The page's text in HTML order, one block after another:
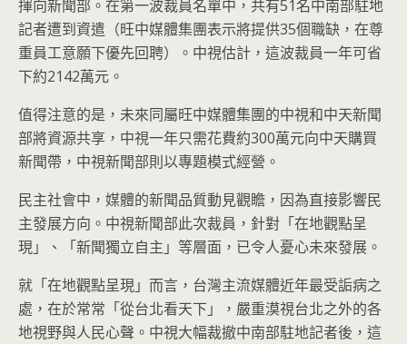
揮向新聞部。在第一波裁員名單中，共有51名中南部駐地
記者遭到資遣（旺中媒體集團表示將提供35個職缺，在尊
重員工意願下優先回聘）。中視估計，這波裁員一年可省
下約2142萬元。
值得注意的是，未來同屬旺中媒體集團的中視和中天新聞
部將資源共享，中視一年只需花費約300萬元向中天購買
新聞帶，中視新聞部則以專題模式經營。
民主社會中，媒體的新聞品質動見觀瞻，因為直接影響民
主發展方向。中視新聞部此次裁員，針對「在地觀點呈
現」、「新聞獨立自主」等層面，已令人憂心未來發展。
就「在地觀點呈現」而言，台灣主流媒體近年最受詬病之
處，在於常常「從台北看天下」，嚴重漠視台北之外的各
地視野與人民心聲。中視大幅裁撤中南部駐地記者後，這